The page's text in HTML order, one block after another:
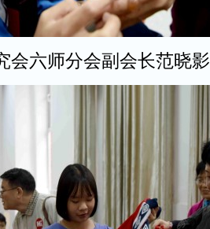
会六师分会副会长范晓